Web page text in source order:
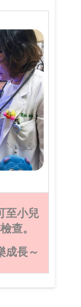
至小兒
查。
成長～